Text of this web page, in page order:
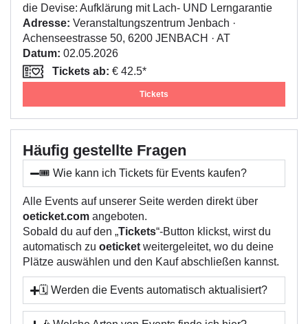
die Devise: Aufklärung mit Lach- UND Lerngarantie
Adresse: Veranstaltungszentrum Jenbach ·
Achenseestrasse 50, 6200 JENBACH · AT
Datum: 02.05.2026
Tickets ab: € 42.5*
Tickets
Häufig gestellte Fragen
🎟️ Wie kann ich Tickets für Events kaufen?
Alle Events auf unserer Seite werden direkt über
oeticket.com angeboten.
Sobald du auf den „Tickets“-Button klickst, wirst du
automatisch zu oeticket weitergeleitet, wo du deine
Plätze auswählen und den Kauf abschließen kannst.
🗓️ Werden die Events automatisch aktualisiert?